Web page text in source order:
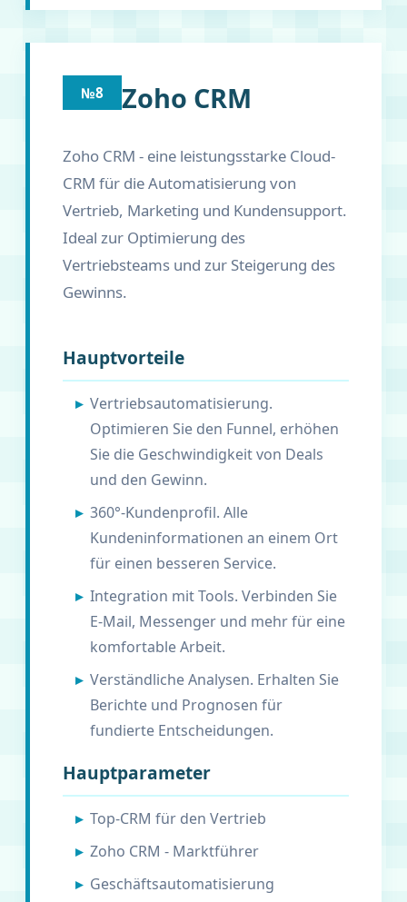
№8 Zoho CRM
Zoho CRM - eine leistungsstarke Cloud-
CRM für die Automatisierung von
Vertrieb, Marketing und Kundensupport.
Ideal zur Optimierung des
Vertriebsteams und zur Steigerung des
Gewinns.
Hauptvorteile
Vertriebsautomatisierung.
Optimieren Sie den Funnel, erhöhen
Sie die Geschwindigkeit von Deals
und den Gewinn.
360°-Kundenprofil. Alle
Kundeninformationen an einem Ort
für einen besseren Service.
Integration mit Tools. Verbinden Sie
E-Mail, Messenger und mehr für eine
komfortable Arbeit.
Verständliche Analysen. Erhalten Sie
Berichte und Prognosen für
fundierte Entscheidungen.
Hauptparameter
Top-CRM für den Vertrieb
Zoho CRM - Marktführer
Geschäftsautomatisierung